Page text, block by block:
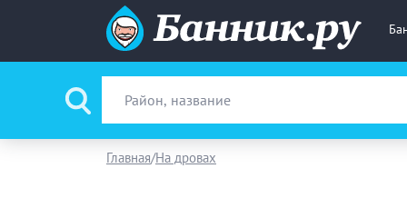
Вид парной
Главная На дровах